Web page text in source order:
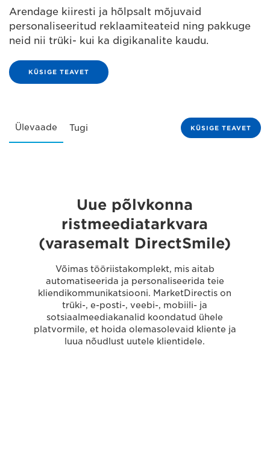
Arendage kiiresti ja hõlpsalt mõjuvaid
personaliseeritud reklaamiteateid ning pakkuge
neid nii trüki- kui ka digikanalite kaudu.
KÜSIGE TEAVET
Ülevaade Tugi KÜSIGE TEAVET
Uue põlvkonna
ristmeediatarkvara
(varasemalt DirectSmile)
Võimas tööriistakomplekt, mis aitab
automatiseerida ja personaliseerida teie
kliendikommunikatsiooni. MarketDirectis on
trüki-, e-posti-, veebi-, mobiili- ja
sotsiaalmeediakanalid koondatud ühele
platvormile, et hoida olemasolevaid kliente ja
luua nõudlust uutele klientidele.